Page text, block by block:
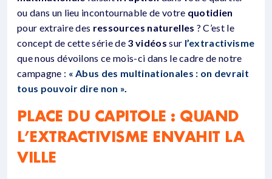
ou dans un lieu incontournable de votre quotidien
pour extraire des ressources naturelles ? C’est le
concept de cette série de 3 vidéos sur l’extractivisme
que nous dévoilons ce mois-ci dans le cadre de notre
campagne : « Abus des multinationales : on devrait
tous pouvoir dire non »
PLACE DU CAPITOLE : QUAND
L’EXTRACTIVISME ENVAHIT LA
VILLE